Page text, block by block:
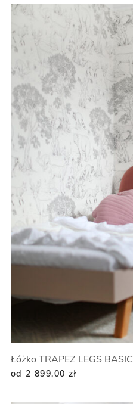
Łóżko TRAPEZ LEGS BASIC
od 2 899,00 zł